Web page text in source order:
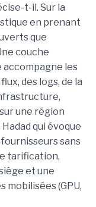
t-il. Sur la
en prenant
que
couche
les
des logs, de la
une région
qui évoque
fournisseurs sans
tarification,
et une
mobilisées (GPU,